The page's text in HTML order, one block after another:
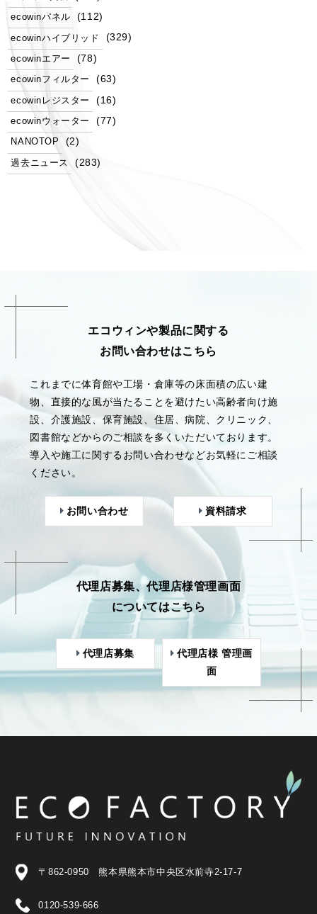
ecowinパネル (112)
ecowinハイブリッド (329)
ecowinエアー (78)
ecowinフィルター (63)
ecowinレジスター (16)
ecowinウォーター (77)
NANOTOP (2)
過去ニュース (283)
エコウィンや製品に関する
お問い合わせはこちら
これまでに体育館や工場・倉庫等の床面積の広い建
物、直接的な風が当たることを避けたい高齢者向け施
設、介護施設、保育施設、住居、病院、クリニック、
図書館などからのご相談を多くいただいております。
導入や施工に関するお問い合わせなどお気軽にご相談
ください。
お問い合わせ 資料請求
代理店募集、代理店様管理画面
についてはこちら
代理店募集
代理店様 管理画
面
〒862-0950 熊本県熊本市中央区水前寺2-17-7
0120-539-666